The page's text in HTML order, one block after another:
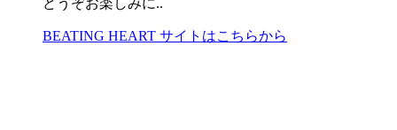
BEATING HEART サイトはこちらから